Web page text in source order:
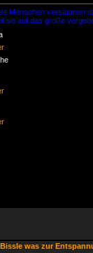
Menschen versäumen
sie auf das große
Bissle was zur